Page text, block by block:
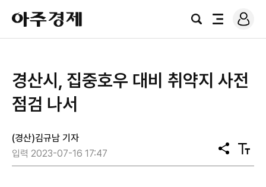
아
주
경
검
전
로
그
경산시, 집중호우 대비 취약지 사전
점검 나서
(경산)김규남 기자
입력 2023-07-16 17:47
공
유
텍
스